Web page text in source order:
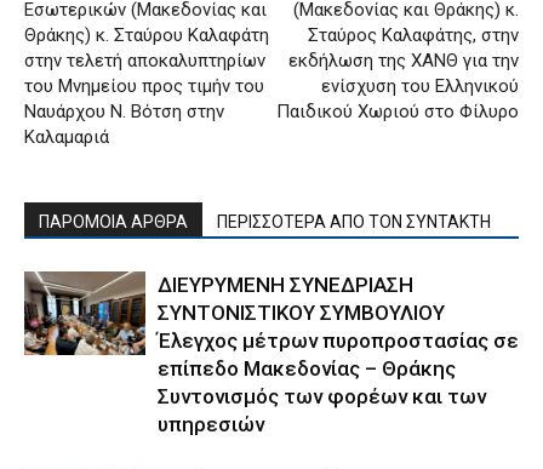
Εσωτερικών (Μακεδονίας και
Θράκης) κ. Σταύρου Καλαφάτη
στην τελετή αποκαλυπτηρίων
του Μνημείου προς τιμήν του
Ναυάρχου Ν. Βότση στην
Καλαμαριά
(Μακεδονίας και Θράκης) κ.
Σταύρος Καλαφάτης, στην
εκδήλωση της ΧΑΝΘ για την
ενίσχυση του Ελληνικού
Παιδικού Χωριού στο Φίλυρο
ΠΑΡΟΜΟΙΑ ΑΡΘΡΑ ΠΕΡΙΣΣΟΤΕΡΑ ΑΠΟ ΤΟΝ ΣΥΝΤΑΚΤΗ
ΔΙΕΥΡΥΜΕΝΗ ΣΥΝΕΔΡΙΑΣΗ
ΣΥΝΤΟΝΙΣΤΙΚΟΥ ΣΥΜΒΟΥΛΙΟΥ
Έλεγχος μέτρων πυροπροστασίας σε
επίπεδο Μακεδονίας – Θράκης
Συντονισμός των φορέων και των
υπηρεσιών